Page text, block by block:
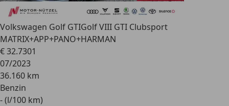
Volkswagen Golf GTIGolf VIII GTI Clubsport
MATRIX+APP+PANO+HARMAN
€ 32.7301
07/2023
36.160 km
Benzin
- (l/100 km)